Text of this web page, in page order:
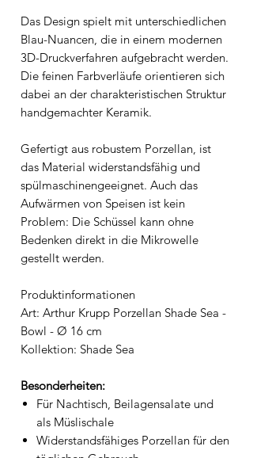
Das Design spielt mit unterschiedlichen
Blau-Nuancen, die in einem modernen
3D-Druckverfahren aufgebracht werden.
Die feinen Farbverläufe orientieren sich
dabei an der charakteristischen Struktur
handgemachter Keramik.
Gefertigt aus robustem Porzellan, ist
das Material widerstandsfähig und
spülmaschinengeeignet. Auch das
Aufwärmen von Speisen ist kein
Problem: Die Schüssel kann ohne
Bedenken direkt in die Mikrowelle
gestellt werden.
Produktinformationen
Art: Arthur Krupp Porzellan Shade Sea -
Bowl - Ø 16 cm
Kollektion: Shade Sea
Besonderheiten:
Für Nachtisch, Beilagensalate und
als Müslischale
Widerstandsfähiges Porzellan für den